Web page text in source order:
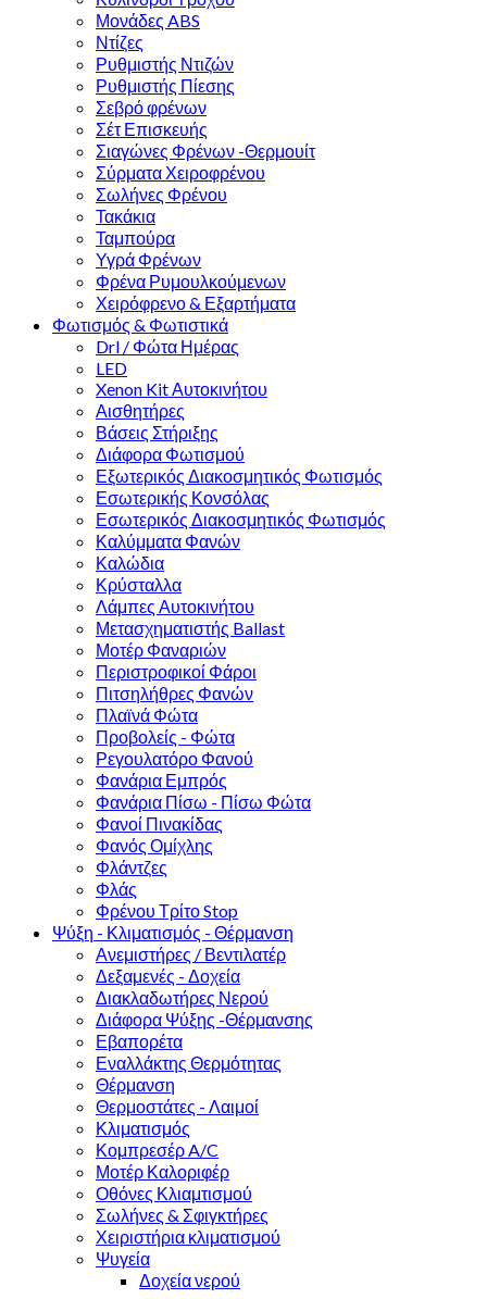
Μονάδες ABS
Ντίζες
Ρυθμιστής Ντιζών
Ρυθμιστής Πίεσης
Σεβρό φρένων
Σέτ Επισκευής
Σιαγώνες Φρένων -Θερμουίτ
Σύρματα Χειροφρένου
Σωλήνες Φρένου
Τακάκια
Ταμπούρα
Υγρά Φρένων
Φρένα Ρυμουλκούμενων
Χειρόφρενο & Εξαρτήματα
Φωτισμός & Φωτιστικά
Drl / Φώτα Ημέρας
LED
Xenon Kit Αυτοκινήτου
Αισθητήρες
Βάσεις Στήριξης
Διάφορα Φωτισμού
Εξωτερικός Διακοσμητικός Φωτισμός
Εσωτερικής Κονσόλας
Εσωτερικός Διακοσμητικός Φωτισμός
Καλύμματα Φανών
Καλώδια
Κρύσταλλα
Λάμπες Αυτοκινήτου
Μετασχηματιστής Ballast
Μοτέρ Φαναριών
Περιστροφικοί Φάροι
Πιτσηλήθρες Φανών
Πλαϊνά Φώτα
Προβολείς - Φώτα
Ρεγουλατόρο Φανού
Φανάρια Εμπρός
Φανάρια Πίσω - Πίσω Φώτα
Φανοί Πινακίδας
Φανός Ομίχλης
Φλάντζες
Φλάς
Φρένου Τρίτο Stop
Ψύξη - Κλιματισμός - Θέρμανση
Ανεμιστήρες / Βεντιλατέρ
Δεξαμενές - Δοχεία
Διακλαδωτήρες Νερού
Διάφορα Ψύξης -Θέρμανσης
Εβαπορέτα
Εναλλάκτης Θερμότητας
Θέρμανση
Θερμοστάτες - Λαιμοί
Κλιματισμός
Κομπρεσέρ A/C
Μοτέρ Καλοριφέρ
Οθόνες Κλιαμτισμού
Σωλήνες & Σφιγκτήρες
Χειριστήρια κλιματισμού
Ψυγεία
Δοχεία νερού